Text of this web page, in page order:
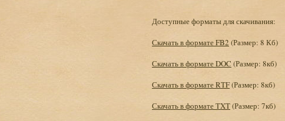
Доступные форматы для скачивания:
Скачать в формате FB2 (Размер: 8 Кб)
Скачать в формате DOC (Размер: 8кб)
Скачать в формате RTF(Размер: 8кб)
Скачать в формате TXT(Размер: 7кб)